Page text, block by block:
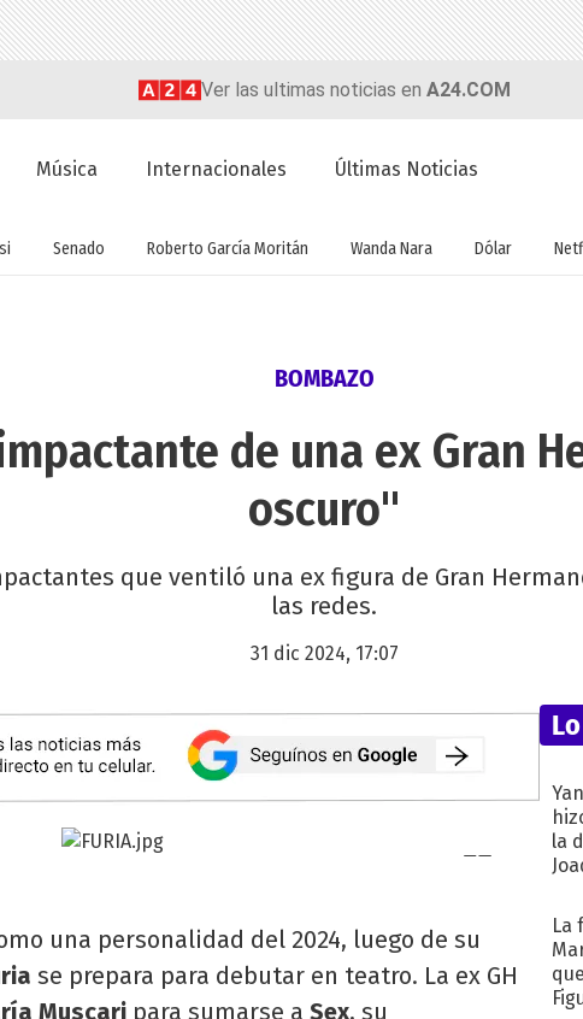
Ver las ultimas noticias en A24.COM
Música Internacionales Últimas Noticias
Senado Roberto García Moritán Wanda Nara Dólar
BOMBAZO
de una ex Gran
oscuro"
que ventiló una ex figura de Gran
las redes.
31 dic 2024, 17:07
una personalidad del 2024, luego de su
se prepara para debutar en teatro. La ex GH
Muscari para sumarse a Sex, su
la
La